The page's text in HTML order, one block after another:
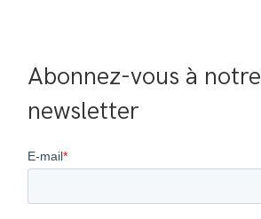
Abonnez-vous à notre
newsletter